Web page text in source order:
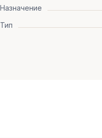
Назначение
Тип